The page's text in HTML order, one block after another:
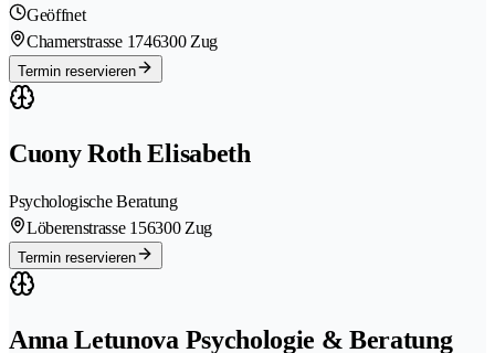
Geöffnet
Chamerstrasse 1746300 Zug
Termin reservieren
Cuony Roth Elisabeth
Psychologische Beratung
Löberenstrasse 156300 Zug
Termin reservieren
Anna Letunova Psychologie & Beratung